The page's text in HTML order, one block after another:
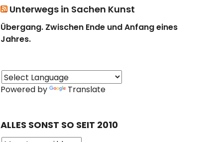
Unterwegs in Sachen Kunst
Übergang. Zwischen Ende und Anfang eines
Jahres.
Powered by Translate
ALLES SONST SO SEIT 2010